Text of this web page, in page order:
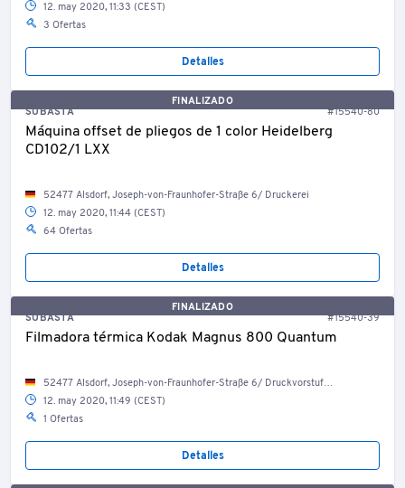
12. may 2020, 11:33 (CEST)
3 Ofertas
Detalles
FINALIZADO
SUBASTA
#15540-80
Máquina offset de pliegos de 1 color Heidelberg
CD102/1 LXX
52477 Alsdorf, Joseph-von-Fraunhofer-Straße 6/ Druckerei
12. may 2020, 11:44 (CEST)
64 Ofertas
Detalles
FINALIZADO
SUBASTA
#15540-39
Filmadora térmica Kodak Magnus 800 Quantum
52477 Alsdorf, Joseph-von-Fraunhofer-Straße 6/ Druckvorstufenproduktion
12. may 2020, 11:49 (CEST)
1 Ofertas
Detalles